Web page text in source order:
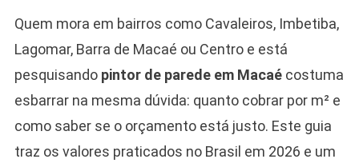
Quem mora em bairros como Cavaleiros, Imbetiba,
Lagomar, Barra de Macaé ou Centro e está
pesquisando pintor de parede em Macaécostuma
esbarrar na mesma dúvida: quanto cobrar por m² e
como saber se o orçamento está justo. Este guia
traz os valores praticados no Brasil em 2026 e um